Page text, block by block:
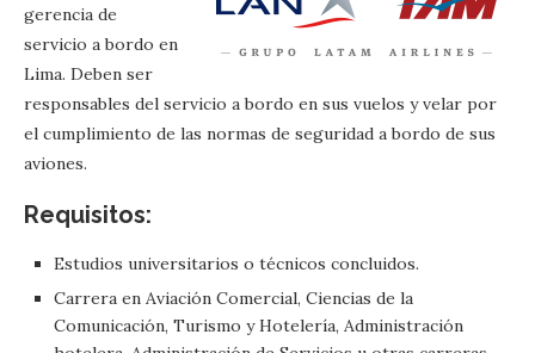
gerencia de
servicio a bordo en
Lima. Deben ser
responsables del servicio a bordo en sus vuelos y velar por
el cumplimiento de las normas de seguridad a bordo de sus
aviones.
Requisitos:
Estudios universitarios o técnicos concluidos.
Carrera en Aviación Comercial, Ciencias de la
Comunicación, Turismo y Hotelería, Administración